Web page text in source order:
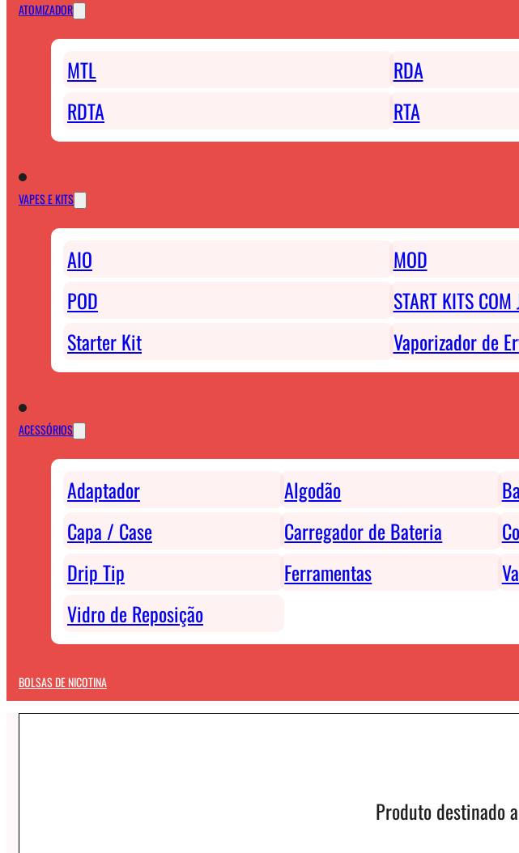
ATOMIZADOR
MTL
RDA
RDTA
RTA
VAPES E KITS
AIO
MOD
POD
START KITS COM
Starter Kit
Vaporizador de
ACESSÓRIOS
Adaptador Algodão
Capa / Case
Carregador de Bateria
Drip Tip
Ferramentas
Vidro de Reposição
BOLSAS DE NICOTINA
Produto destinado